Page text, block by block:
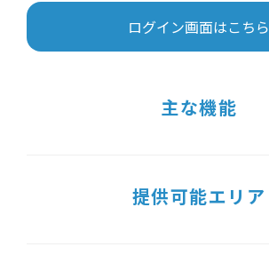
ログイン画面はこちら
主な機能
提供可能エリア